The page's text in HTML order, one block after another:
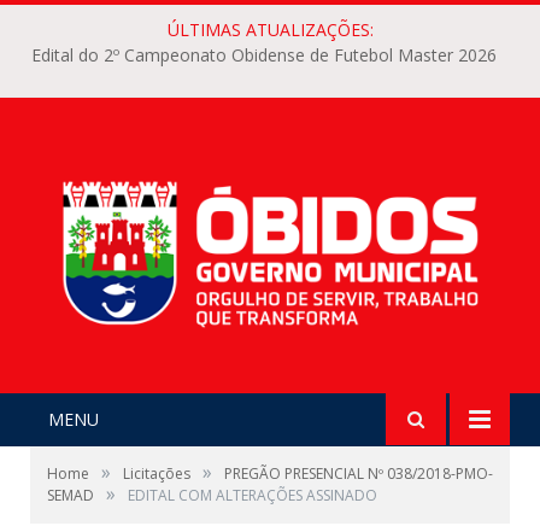
ÚLTIMAS ATUALIZAÇÕES:
Edital do 2º Campeonato Obidense de Futebol Master 2026
MENU
Home » Licitações »
PREGÃO PRESENCIAL Nº 038/2018-PMO-
SEMAD
» EDITAL COM ALTERAÇÕES ASSINADO